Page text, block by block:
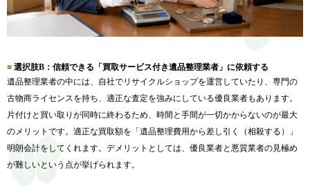
選択肢B：信頼できる「買取サービス付き遺品整理業者」に依頼する
遺品整理業者の中には、自社でリサイクルショップを運営していたり、専門の
古物商ライセンスを持ち、適正な査定を強みにしている優良業者もあります。
片付けと買い取りが同時に終わるため、時間と手間が一切かからないのが最大
のメリットです。適正な買取額を「遺品整理費用から差し引く（相殺する）」
明朗会計をしてくれます。デメリットとしては、優良業者と悪質業者の見極め
が難しいという点が挙げられます。